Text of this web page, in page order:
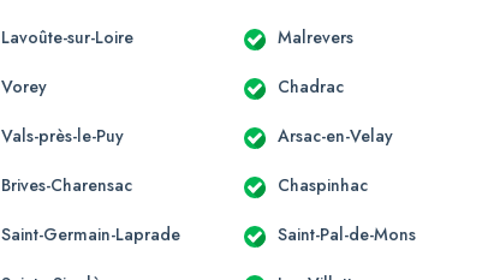
Lavoûte-sur-Loire Malrevers
Vorey Chadrac
Vals-près-le-Puy Arsac-en-Velay
Brives-Charensac Chaspinhac
Saint-Germain-Laprade Saint-Pal-de-Mons